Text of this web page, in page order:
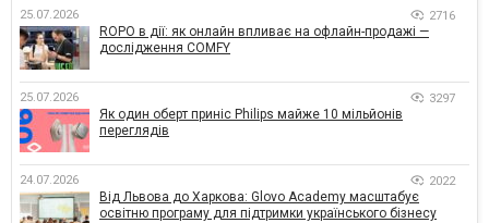
25.07.2026 2716
ROPO в дії: як онлайн впливає на офлайн-продажі —
дослідження COMFY
25.07.2026 3297
Як один оберт приніс Philips майже 10 мільйонів
переглядів
24.07.2026 2022
Від Львова до Харкова: Glovo Academy масштабує
освітню програму для підтримки українського бізнесу